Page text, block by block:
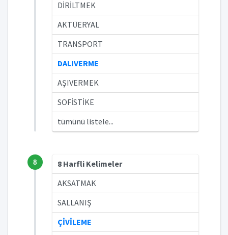
DİRİLTMEK
AKTÜERYAL
TRANSPORT
DALIVERME
AŞIVERMEK
SOFİSTİKE
tümünü listele...
8
8 Harfli Kelimeler
AKSATMAK
SALLANIŞ
ÇİVİLEME